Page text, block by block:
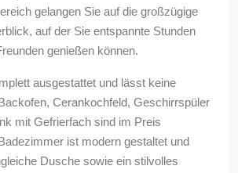
gelangen Sie auf die großzügige
auf der Sie entspannte Stunden
genießen können.
ausgestattet und lässt keine
Cerankochfeld, Geschirrspüler
mit Gefrierfach sind im Preis
ist modern gestaltet und
Dusche sowie ein stilvolles